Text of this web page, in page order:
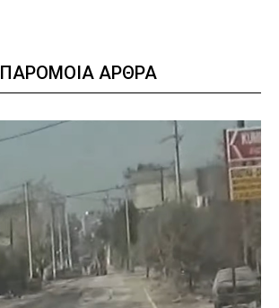
ΠΑΡΟΜΟΙΑ ΑΡΘΡΑ